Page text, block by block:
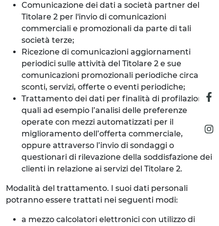
Comunicazione dei dati a società partner del
Titolare 2 per l'invio di comunicazioni
commerciali e promozionali da parte di tali
società terze;
Ricezione di comunicazioni aggiornamenti
periodici sulle attività del Titolare 2 e sue
comunicazioni promozionali periodiche circa
sconti, servizi, offerte o eventi periodiche;
Trattamento dei dati per finalità di profilazione,
quali ad esempio l’analisi delle preferenze
operate con mezzi automatizzati per il
miglioramento dell’offerta commerciale,
oppure attraverso l’invio di sondaggi o
questionari di rilevazione della soddisfazione dei
clienti in relazione ai servizi del Titolare 2.
Modalità del trattamento. I suoi dati personali
potranno essere trattati nei seguenti modi:
a mezzo calcolatori elettronici con utilizzo di